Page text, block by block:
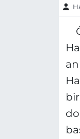
Gizlilik
Topluluk
Yayın